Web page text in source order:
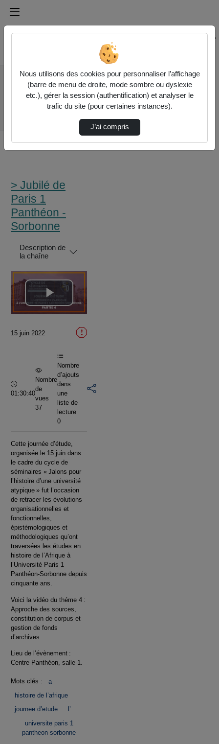
Médiathèque de l'université Paris
Rechercher un média sur Médiathèque de l'université
Accueil
> Jubilé de Paris 1
Panthéon - Sorbonne
Partie 4 - Journée
> Jubilé de
Paris 1
Panthéon -
Sorbonne
Description de
la chaîne
Lire
vidéo
15 juin 2022
Durée :
01:30:40
Nombre
de
vues
37
Nombre
d’ajouts
dans
une
liste de
lecture
0
Cette journée d’étude,
organisée le 15 juin dans
le cadre du cycle de
séminaires « Jalons pour
l’histoire d’une université
atypique » fut l’occasion
de retracer les évolutions
organisationnelles et
fonctionnelles,
épistémologiques et
méthodologiques qu’ont
traversées les études en
histoire de l’Afrique à
l’Université Paris 1
Panthéon-Sorbonne depuis
cinquante ans.
Voici la vidéo du théme 4 :
Approche des sources,
constitution de corpus et
gestion de fonds
d’archives
Lieu de l’évènement :
Centre Panthéon, salle 1.
Mots clés :
a
histoire de l’afrique
journee d’etude
l’
universite paris 1
pantheon-sorbonne
Nous utilisons des cookies pour personnaliser l’affichage
(barre de menu de droite, mode sombre ou dyslexie
etc.), gérer la session (authentification) et analyser le
trafic du site (pour certaines instances).
J’ai compris